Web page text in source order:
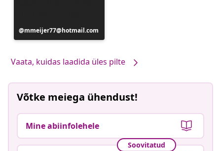
Postitus
avaldatud
mmeijer77@hotmail.com
Vaata, kuidas laadida üles pilte
Võtke meiega ühendust!
Mine abiinfolehele
Soovitatud